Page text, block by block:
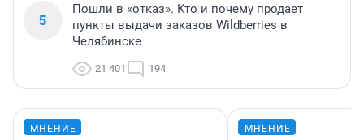
5
Пошли в «отказ». Кто и почему продает
пункты выдачи заказов Wildberries в
Челябинске
21 401 194
МНЕНИЕ МНЕНИЕ